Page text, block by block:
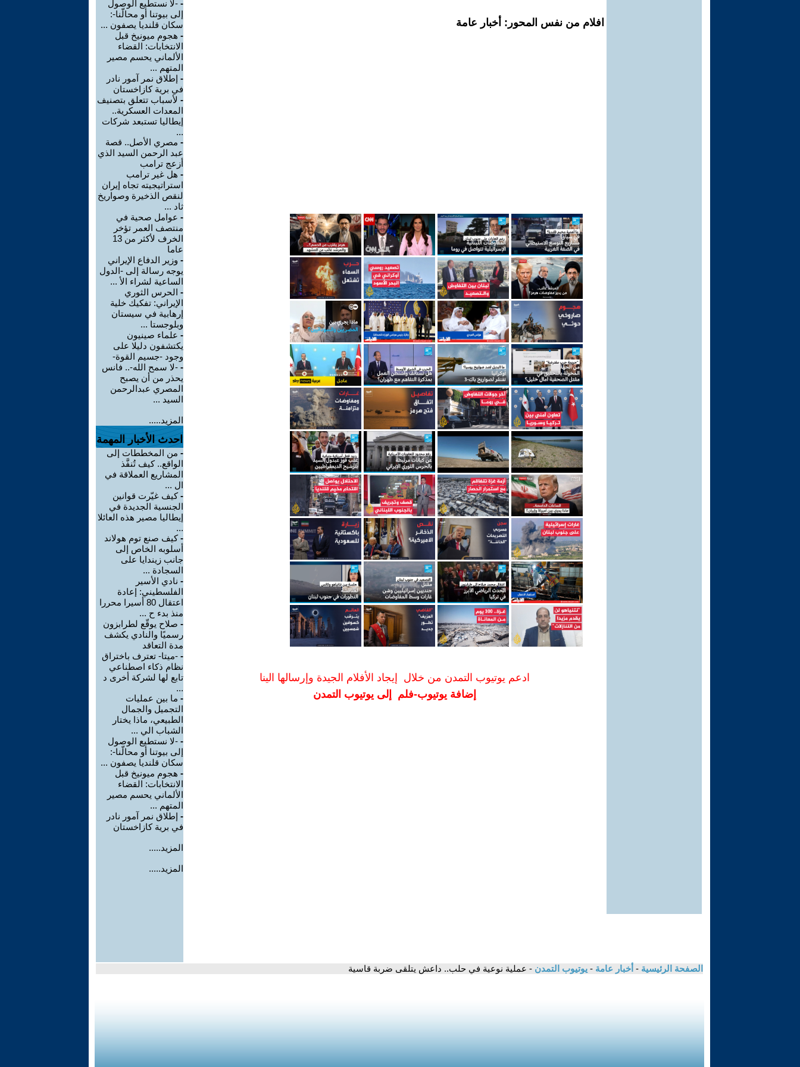
افلام من نفس المحور: أخبار عامة
ادعم يوتيوب التمدن من خلال إيجاد الأفلام الجيدة وإرسالها الينا
إضافة يوتيوب-فلم إلى يوتيوب التمدن
- -لا نستطيع الوصول
إلى بيوتنا أو محالّنا-:
سكان قلنديا يصفون ...
- هجوم ميونيخ قبل
الانتخابات: القضاء
الألماني يحسم مصير
المتهم ...
- إطلاق نمر آمور نادر
في برية كازاخستان
- لأسباب تتعلق بتصنيف
المعدات العسكرية..
إيطاليا تستبعد شركات
...
- مصري الأصل.. قصة
عبد الرحمن السيد الذي
أزعج ترامب
- هل غير ترامب
استراتيجيته تجاه إيران
لنقص الذخيرة وصواريخ
ثاد ...
- عوامل صحية في
منتصف العمر تؤخر
الخرف لأكثر من 13
عاما
- وزير الدفاع الإيراني
يوجه رسالة إلى -الدول
الساعية لشراء الأ ...
- الحرس الثوري
الإيراني: تفكيك خلية
إرهابية في سيستان
وبلوجستا ...
- علماء صينيون
يكتشفون دليلا على
وجود -جسيم القوة-
- -لا سمح الله-.. فانس
يحذر من أن يصبح
المصري عبدالرحمن
السيد ...
المزيد.....
احدث الأخبار المهمة
- من المخططات إلى
الواقع.. كيف تُنفَّذ
المشاريع العملاقة في
ال ...
-كيف غيّرت قوانين
الجنسية الجديدة في
إيطاليا مصير هذه العائلا
...
-كيف صنع توم هولاند
أسلوبه الخاص إلى
جانب زيندايا على
السجادة ...
- نادي الأسير
الفلسطيني: إعادة
اعتقال 80 أسيرا محررا
منذ بدء ح ...
- صلاح يوقّع لطرابزون
رسميًا والنادي يكشف
مدة التعاقد
- -ميتا- تعترف باختراق
نظام ذكاء اصطناعي
تابع لها لشركة أخرى د
...
- ما بين عمليات
التجميل والجمال
الطبيعي، ماذا يختار
الشباب الي ...
- -لا نستطيع الوصول
إلى بيوتنا أو محالّنا-:
سكان قلنديا يصفون ...
- هجوم ميونيخ قبل
الانتخابات: القضاء
الألماني يحسم مصير
المتهم ...
- إطلاق نمر آمور نادر
في برية كازاخستان
المزيد.....
المزيد.....
الصفحة الرئيسية - أخبار عامة - يوتيوب التمدن - عملية نوعية في حلب.. داعش يتلقى ضربة قاسية